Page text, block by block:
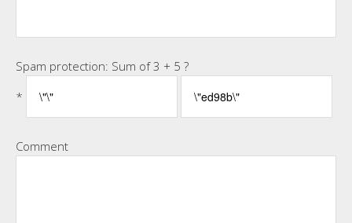
Spam protection: Sum of 3 + 5 ?
*
Comment